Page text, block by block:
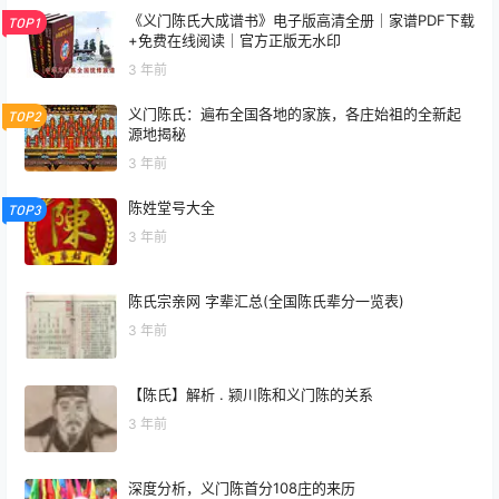
TOP1
《义门陈氏大成谱书》电子版高清全册｜家谱PDF下载
+免费在线阅读｜官方正版无水印
3 年前
TOP2
义门陈氏：遍布全国各地的家族，各庄始祖的全新起
源地揭秘
3 年前
TOP3 陈姓堂号大全
3 年前
陈氏宗亲网 字辈汇总(全国陈氏辈分一览表)
3 年前
【陈氏】解析 . 颍川陈和义门陈的关系
3 年前
深度分析，义门陈首分108庄的来历